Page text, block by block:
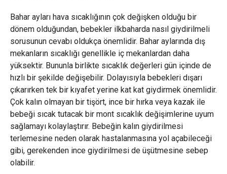
Bahar ayları hava sıcaklığının çok değişken olduğu bir
dönem olduğundan, bebekler ilkbaharda nasıl giydirilmeli
sorusunun cevabı oldukça önemlidir. Bahar aylarında dış
mekanların sıcaklığı genellikle iç mekanlardan daha
yüksektir. Bununla birlikte sıcaklık değerleri gün içinde de
hızlı bir şekilde değişebilir. Dolayısıyla bebekleri dışarı
çıkarırken tek bir kıyafet yerine kat kat giydirmek önemlidir.
Çok kalın olmayan bir tişört, ince bir hırka veya kazak ile
bebeği sıcak tutacak bir mont sıcaklık değişimlerine uyum
sağlamayı kolaylaştırır. Bebeğin kalın giydirilmesi
terlemesine neden olarak hastalanmasına yol açabileceği
gibi, gerekenden ince giydirilmesi de üşütmesine sebep
olabilir.